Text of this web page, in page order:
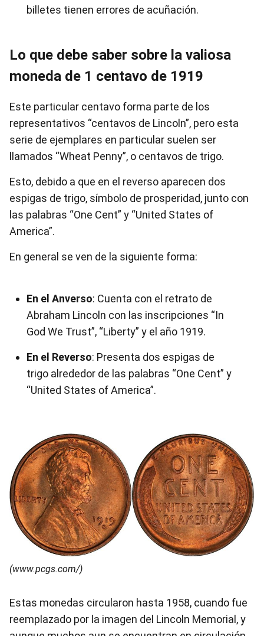
billetes tienen errores de acuñación.
Lo que debe saber sobre la valiosa
moneda de 1 centavo de 1919
Este particular centavo forma parte de los
representativos “centavos de Lincoln”, pero esta
serie de ejemplares en particular suelen ser
llamados “Wheat Penny”, o centavos de trigo.
Esto, debido a que en el reverso aparecen dos
espigas de trigo, símbolo de prosperidad, junto con
las palabras “One Cent” y “United States of
America”.
En general se ven de la siguiente forma:
En el Anverso: Cuenta con el retrato de
Abraham Lincoln con las inscripciones “In
God We Trust”, “Liberty” y el año 1919.
En el Reverso: Presenta dos espigas de
trigo alrededor de las palabras “One Cent” y
“United States of America”.
(www.pcgs.com/)
Estas monedas circularon hasta 1958, cuando fue
reemplazado por la imagen del Lincoln Memorial, y